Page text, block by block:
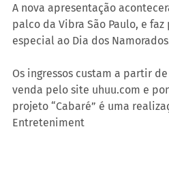
A nova apresentação
palco da Vibra São Paulo, e
especial ao Dia dos
Os ingressos custam a partir de
venda pelo site uhuu.com e
projeto “Cabaré” é uma
Entreteniment